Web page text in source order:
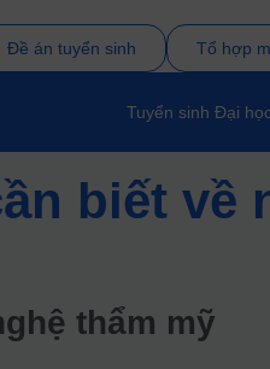
Đề án tuyển sinh Tổ hợp
Tuyển sinh Đại
biết về
thẩm mỹ